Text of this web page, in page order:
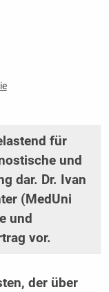
für
und
dar. Dr. Ivan
(MedUni
und
vor.
der über